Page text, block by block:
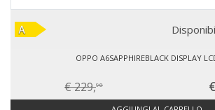
OPPO A6SAPPHIREBLACK DISPLAY
€ 229,90